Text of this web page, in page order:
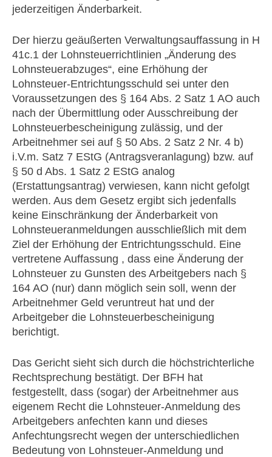
jederzeitigen Änderbarkeit.
Der hierzu geäußerten Verwaltungsauffassung in H
41c.1 der Lohnsteuerrichtlinien „Änderung des
Lohnsteuerabzuges“, eine Erhöhung der
Lohnsteuer-Entrichtungsschuld sei unter den
Voraussetzungen des § 164 Abs. 2 Satz 1 AO auch
nach der Übermittlung oder Ausschreibung der
Lohnsteuerbescheinigung zulässig, und der
Arbeitnehmer sei auf § 50 Abs. 2 Satz 2 Nr. 4 b)
i.V.m. Satz 7 EStG (Antragsveranlagung) bzw. auf
§ 50 d Abs. 1 Satz 2 EStG analog
(Erstattungsantrag) verwiesen, kann nicht gefolgt
werden. Aus dem Gesetz ergibt sich jedenfalls
keine Einschränkung der Änderbarkeit von
Lohnsteueranmeldungen ausschließlich mit dem
Ziel der Erhöhung der Entrichtungsschuld. Eine
vertretene Auffassung , dass eine Änderung der
Lohnsteuer zu Gunsten des Arbeitgebers nach §
164 AO (nur) dann möglich sein soll, wenn der
Arbeitnehmer Geld veruntreut hat und der
Arbeitgeber die Lohnsteuerbescheinigung
berichtigt.
Das Gericht sieht sich durch die höchstrichterliche
Rechtsprechung bestätigt. Der BFH hat
festgestellt, dass (sogar) der Arbeitnehmer aus
eigenem Recht die Lohnsteuer-Anmeldung des
Arbeitgebers anfechten kann und dieses
Anfechtungsrecht wegen der unterschiedlichen
Bedeutung von Lohnsteuer-Anmeldung und